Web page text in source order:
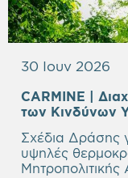
30 Ιουν 2026
CARMINE |
των Κινδύνων
Σχέδια Δράσης
υψηλές